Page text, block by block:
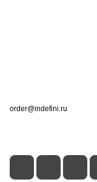
order@indefini.ru